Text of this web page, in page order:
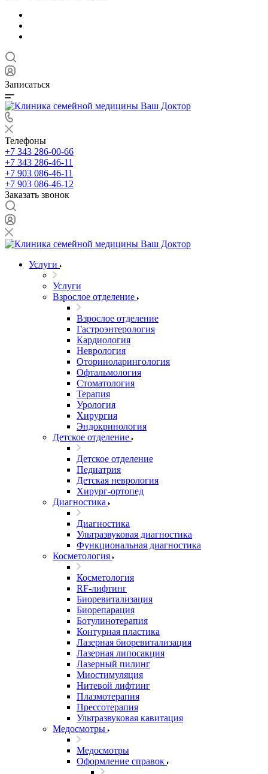
Записаться
Телефоны
+7 343 286-00-66
+7 343 286-46-11
+7 903 086-46-11
+7 903 086-46-12
Заказать звонок
Услуги
Услуги
Взрослое отделение
Взрослое отделение
Гастроэнтерология
Кардиология
Неврология
Оториноларингология
Офтальмология
Стоматология
Терапия
Урология
Хирургия
Эндокринология
Детское отделение
Детское отделение
Педиатрия
Детская неврология
Хирург-ортопед
Диагностика
Диагностика
Ультразвуковая диагностика
Функциональная диагностика
Косметология
Косметология
RF-лифтинг
Биоревитализация
Биорепарация
Ботулинотерапия
Контурная пластика
Лазерная биоревитализация
Лазерная липосакция
Лазерный пилинг
Миостимуляция
Нитевой лифтинг
Плазмотерапия
Прессотерапия
Ультразвуковая кавитация
Медосмотры
Медосмотры
Оформление справок